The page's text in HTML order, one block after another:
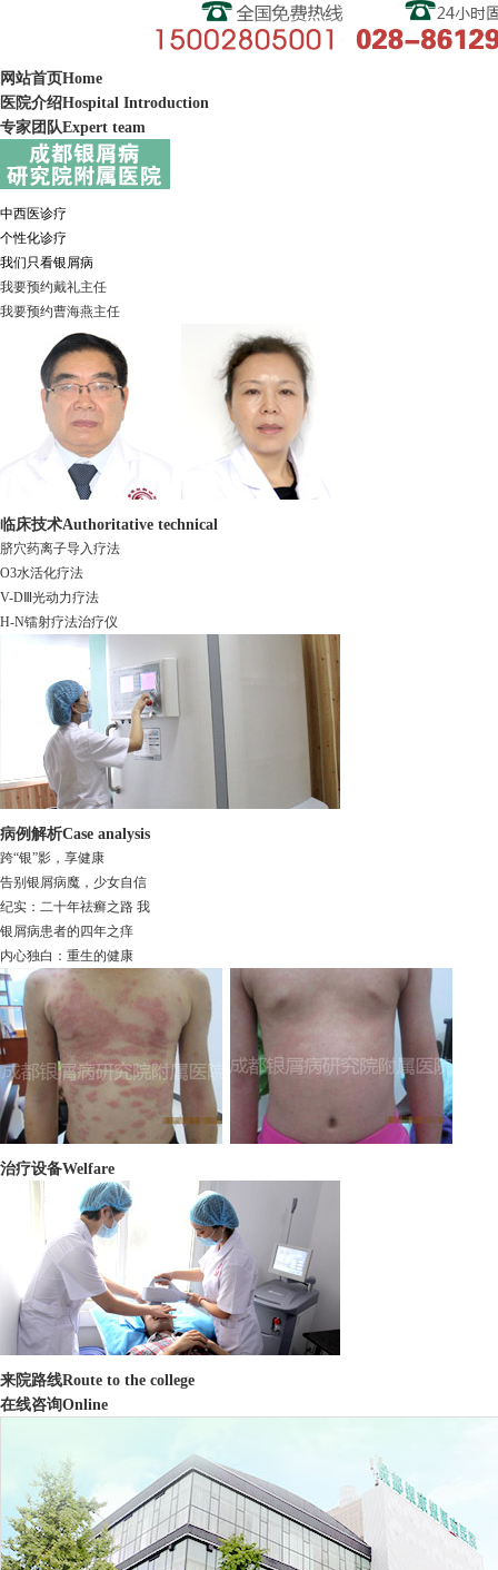
网站首页Home
医院介绍Hospital Introduction
专家团队Expert team
中西医诊疗
个性化诊疗
我们只看银屑病
我要预约戴礼主任
我要预约曹海燕主任
临床技术Authoritative technical
脐穴药离子导入疗法
O3水活化疗法
V-DⅢ光动力疗法
H-N镭射疗法治疗仪
病例解析Case analysis
跨“银”影，享健康
告别银屑病魔，少女自信
纪实：二十年祛癣之路 我
银屑病患者的四年之痒
内心独白：重生的健康
治疗设备Welfare
来院路线Route to the college
在线咨询Online